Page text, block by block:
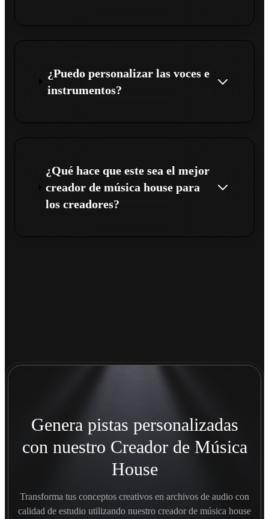
¿Puedo personalizar las voces e
instrumentos?
¿Qué hace que este sea el mejor
creador de música house para
los creadores?
Genera pistas personalizadas
con nuestro Creador de Música
House
Transforma tus conceptos creativos en archivos de audio con
calidad de estudio utilizando nuestro creador de música house